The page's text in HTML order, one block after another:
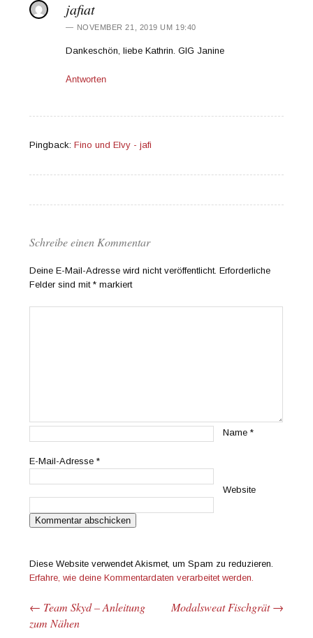
jafiat
NOVEMBER 21, 2019 UM 19:40
Dankeschön, liebe Kathrin. GlG Janine
Antworten
Pingback:Fino und Elvy - jafi
Schreibe einen Kommentar
Deine E-Mail-Adresse wird nicht veröffentlicht. Erforderliche
Felder sind mit* markiert
Name*
E-Mail-Adresse*
Website
Diese Website verwendet Akismet, um Spam zu reduzieren.
Erfahre, wie deine Kommentardaten verarbeitet werden.
Beitrags-Navigation
← Team Skyd – Anleitung
zum Nähen
Modalsweat Fischgrät→